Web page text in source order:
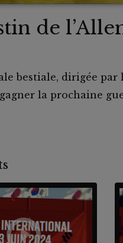
de
bestiale, dirigée par
la prochaine